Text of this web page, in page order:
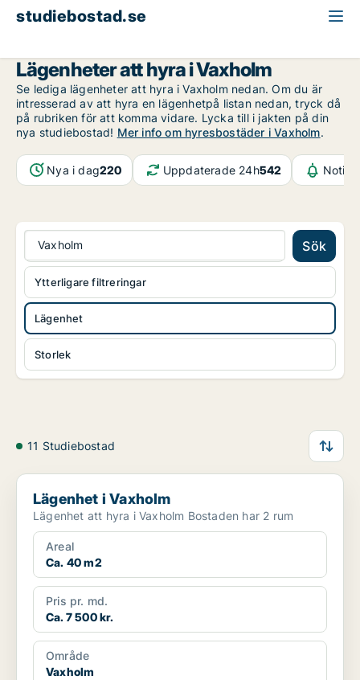
studiebostad.se
Lägenheter att hyra i Vaxholm
Se lediga lägenheter att hyra i Vaxholm nedan. Om du är
intresserad av att hyra en lägenhetpå listan nedan, tryck då
på rubriken för att komma vidare. Lycka till i jakten på din
nya studiebostad! Mer info om hyresbostäder i Vaxholm.
Nya i dag220 Uppdaterade 24h542
Vaxholm Sök
Lägenhet
Storlek
Ytterligare filtreringar
11 Studiebostad
Lägenhet i Vaxholm
Lägenhet i Vaxholm
Lägenhet att hyra i Vaxholm Bostaden har 2 rum
Areal
Ca. 40 m2
Pris pr. md.
Ca. 7 500 kr.
Område
Vaxholm